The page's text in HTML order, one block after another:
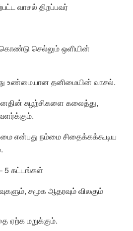
வாசல் திறப்பவர்
செல்லும் ஒளியின்
உண்மையான தனிமையின் வாசல்.
சுழற்சிகளை கலைத்து,
என்பது நம்மை சிதைக்கக்கூடிய
5 கட்டங்கள்
சமூக ஆதரவும் விலகும்
ஏற்க மறுக்கும்.